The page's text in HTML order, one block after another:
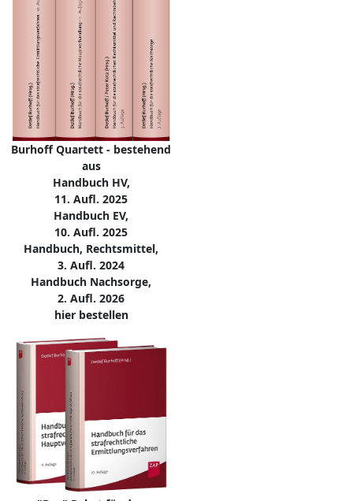
Burhoff Quartett - bestehend
aus
Handbuch HV,
11. Aufl. 2025
Handbuch EV,
10. Aufl. 2025
Handbuch, Rechtsmittel,
3. Aufl. 2024
Handbuch Nachsorge,
2. Aufl. 2026
hier bestellen